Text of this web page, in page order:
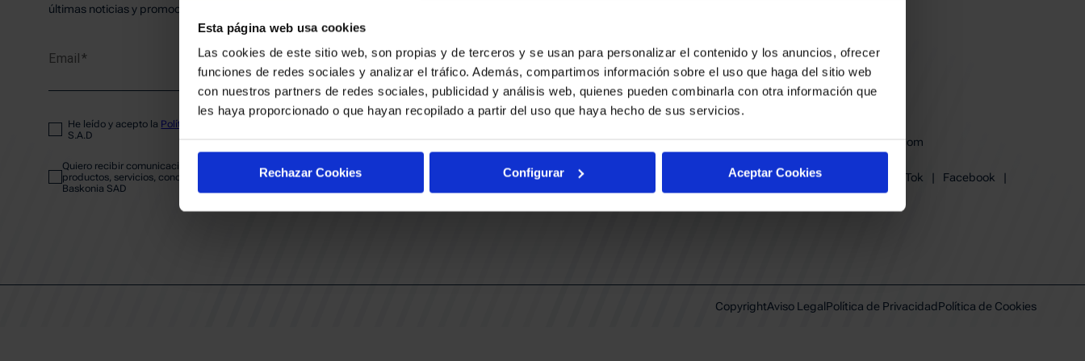
Esta página web usa cookies
Las cookies de este sitio web, son propias y de terceros y se usan para personalizar el contenido y los anuncios, ofrecer
funciones de redes sociales y analizar el tráfico. Además, compartimos información sobre el uso que haga del sitio web
con nuestros partners de redes sociales, publicidad y análisis web, quienes pueden combinarla con otra información que
les haya proporcionado o que hayan recopilado a partir del uso que haya hecho de sus servicios.
Rechazar Cookies Configurar Aceptar Cookies
PLANTILLA
ENTRADAS
ABONADOS
CALENDARIO
CLUB
últimas noticias y promociones del club.
Email
He leído y acepto la Política de privacidad
S.A.D
Quiero recibir comunicaciones electrónicas sobre las actividades,
productos, servicios, concursos, ofertas y/o promociones del SASKI
Baskonia SAD
BAKH
FUNDACIÓN BASKONIA-ALAVÉS
01013 Vitoria-Gasteiz
baskonia@baskonia.com
Instagram
TikTok | Facebook
|
Youtube
| Linkedin
CopyrightAviso LegalPolítica de PrivacidadPolítica de Cookies